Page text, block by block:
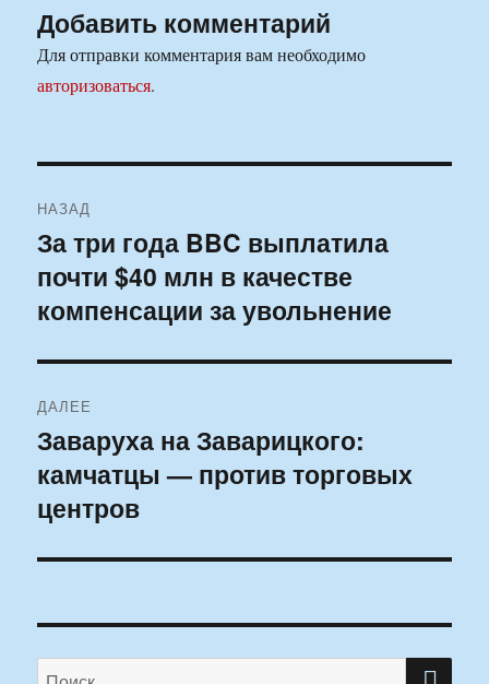
Добавить комментарий
Для отправки комментария вам необходимо
авторизоваться.
по
записям
НАЗАД
Предыдущая
запись:
За три года BBC выплатила
почти $40 млн в качестве
компенсации за увольнение
ДАЛЕЕ
Следующая
запись:
Заваруха на Заварицкого:
камчатцы — против торговых
центров
Искать: